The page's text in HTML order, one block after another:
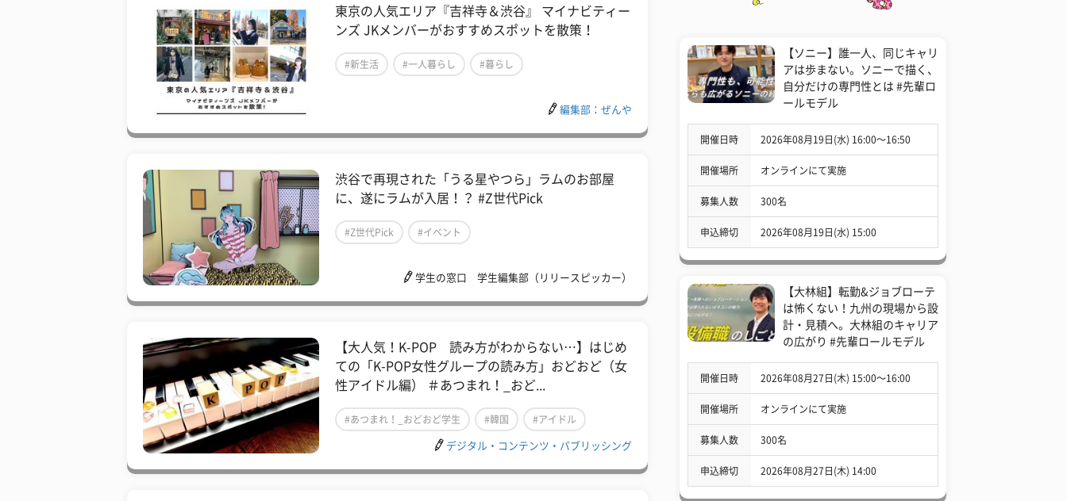
東京の人気エリア『吉祥寺＆渋谷』 マイナビティー
ンズ JKメンバーがおすすめスポットを散策！
#新生活 #一人暮らし #暮らし
編集部：ぜんや
渋谷で再現された「うる星やつら」ラムのお部屋
に、遂にラムが入居！？ #Z世代Pick
#Z世代Pick #イベント
学生の窓口 学生編集部（リリースピッカー）
【大人気！K-POP 読み方がわからない…】はじめ
ての「K-POP女性グループの読み方」おどおど（女
性アイドル編） ＃あつまれ！_おど...
#あつまれ！_おどおど学生 #韓国 #アイドル
デジタル・コンテンツ・パブリッシング
【ソニー】誰一人、同じキャリ
アは歩まない。ソニーで描く、
自分だけの専門性とは #先輩ロ
ールモデル
開催日時 2026年08月19日(水) 16:00〜16:50
開催場所 オンラインにて実施
募集人数 300名
申込締切 2026年08月19日(水) 15:00
【大林組】転勤&ジョブローテ
は怖くない！九州の現場から設
計・見積へ。大林組のキャリア
の広がり #先輩ロールモデル
開催日時 2026年08月27日(木) 15:00〜16:00
開催場所 オンラインにて実施
募集人数 300名
申込締切 2026年08月27日(木) 14:00